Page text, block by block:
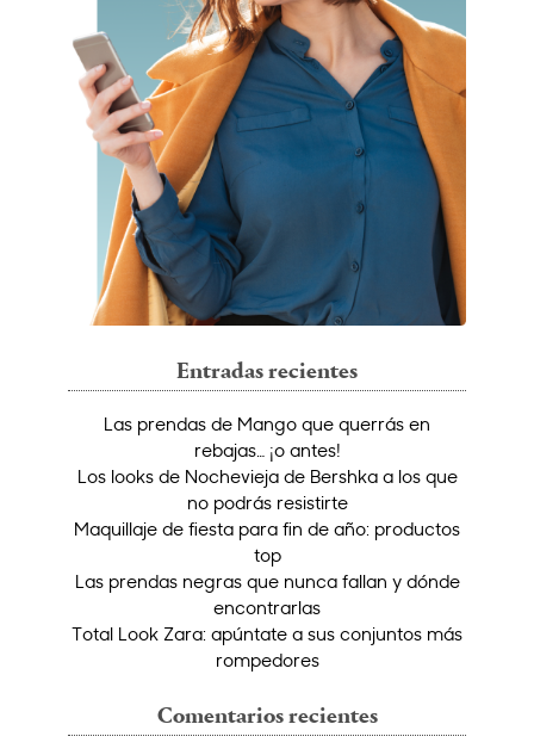
Entradas recientes
Las prendas de Mango que querrás en
rebajas… ¡o antes!
Los looks de Nochevieja de Bershka a los que
no podrás resistirte
Maquillaje de fiesta para fin de año: productos
top
Las prendas negras que nunca fallan y dónde
encontrarlas
Total Look Zara: apúntate a sus conjuntos más
rompedores
Comentarios recientes